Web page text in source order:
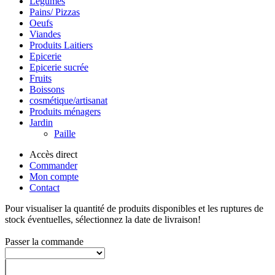
Pains/ Pizzas
Oeufs
Viandes
Produits Laitiers
Epicerie
Epicerie sucrée
Fruits
Boissons
cosmétique/artisanat
Produits ménagers
Jardin
Paille
Accès direct
Commander
Mon compte
Contact
Pour visualiser la quantité de produits disponibles et les ruptures de
stock éventuelles, sélectionnez la date de livraison!
Passer la commande